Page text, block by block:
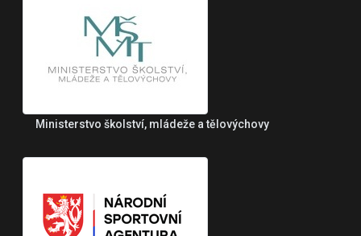
Ministerstvo školství, mládeže a tělovýchovy